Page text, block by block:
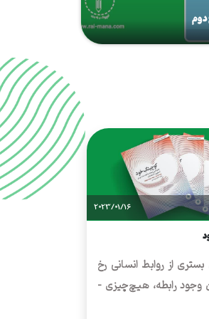
2023/01/16
از روابط انسانی رخ
رابطه، هیچ‌چیزی -